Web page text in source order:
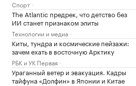
Спорт
The Atlantic предрек, что детство без
ИИ станет признаком элиты
Технологии и медиа
Киты, тундра и космические пейзажи:
зачем ехать в восточную Арктику
РБК и УК Первая
Ураганный ветер и эвакуация. Кадры
тайфуна «Долфин» в Японии и Китае